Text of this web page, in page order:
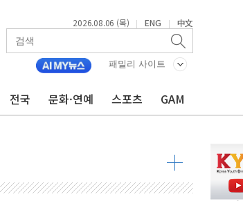
2026.08.06 (목) | ENG | 中文
패밀리 사이트
전국 문화·연예 스포츠 GAM
인터넷뱅크 1·2위 '격전'
70대…경찰 불구속 입건
위에서 제동
소…인명피해 없어
으로"…직원 사기 회복도 숙제